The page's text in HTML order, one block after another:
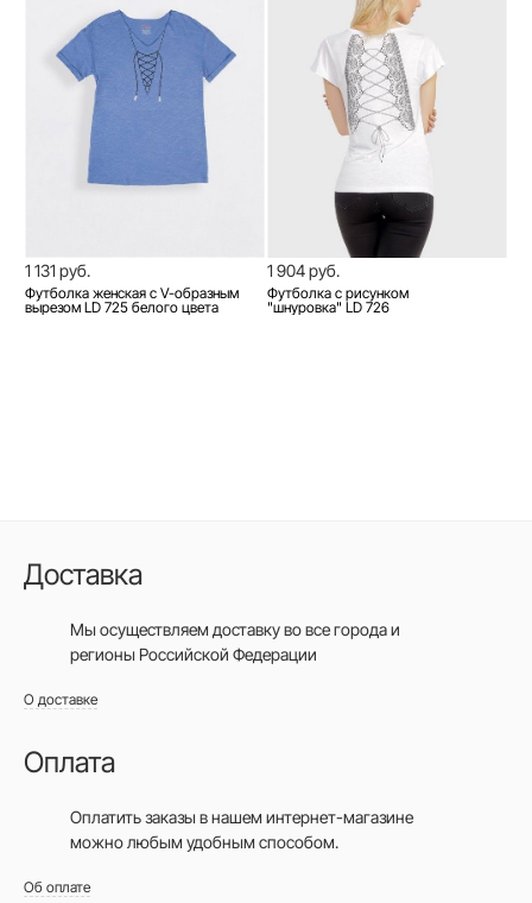
1 131 руб.
Футболка женская с V-образным
вырезом LD 725 белого цвета
1 904 руб.
Футболка с рисунком
"шнуровка" LD 726
Доставка
Мы осуществляем доставку во все городаи
регионы Российской Федерации
О доставке
Оплата
Оплатить заказы в нашем интернет-магазине
можно любым удобным способом.
Об оплате